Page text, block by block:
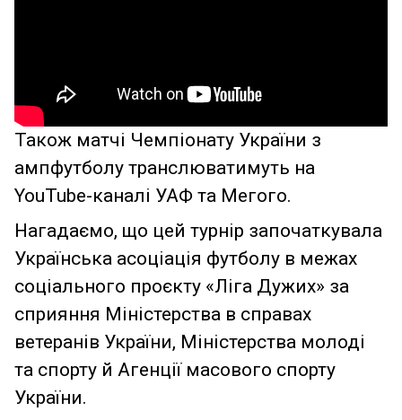
Також матчі Чемпіонату України з
ампфутболу транслюватимуть на
YouTube-каналі УАФ та Мегого.
Нагадаємо, що цей турнір започаткувала
Українська асоціація футболу в межах
соціального проєкту «Ліга Дужих» за
сприяння Міністерства в справах
ветеранів України, Міністерства молоді
та спорту й Агенції масового спорту
України.